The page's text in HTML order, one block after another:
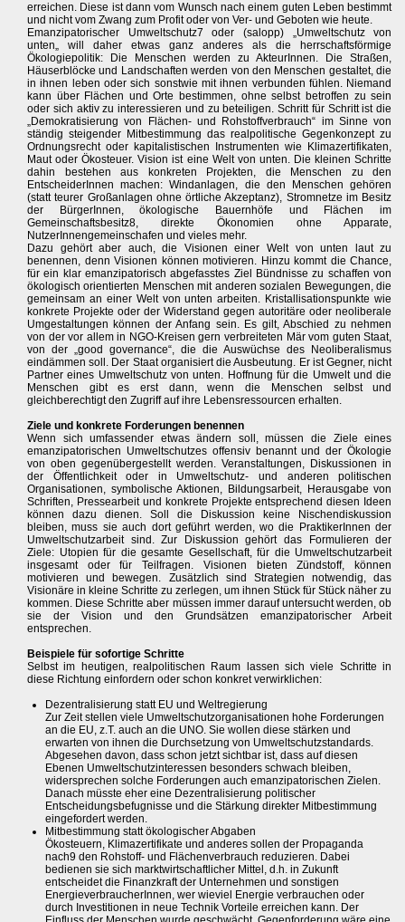
erreichen. Diese ist dann vom Wunsch nach einem guten Leben bestimmt
und nicht vom Zwang zum Profit oder von Ver- und Geboten wie heute.
Emanzipatorischer Umweltschutz7 oder (salopp) „Umweltschutz von
unten„ will daher etwas ganz anderes als die herrschaftsförmige
Ökologiepolitik: Die Menschen werden zu AkteurInnen. Die Straßen,
Häuserblöcke und Landschaften werden von den Menschen gestaltet, die
in ihnen leben oder sich sonstwie mit ihnen verbunden fühlen. Niemand
kann über Flächen und Orte bestimmen, ohne selbst betroffen zu sein
oder sich aktiv zu interessieren und zu beteiligen. Schritt für Schritt ist die
„Demokratisierung von Flächen- und Rohstoffverbrauch“ im Sinne von
ständig steigender Mitbestimmung das realpolitische Gegenkonzept zu
Ordnungsrecht oder kapitalistischen Instrumenten wie Klimazertifikaten,
Maut oder Ökosteuer. Vision ist eine Welt von unten. Die kleinen Schritte
dahin bestehen aus konkreten Projekten, die Menschen zu den
EntscheiderInnen machen: Windanlagen, die den Menschen gehören
(statt teurer Großanlagen ohne örtliche Akzeptanz), Stromnetze im Besitz
der BürgerInnen, ökologische Bauernhöfe und Flächen im
Gemeinschaftsbesitz8, direkte Ökonomien ohne Apparate,
NutzerInnengemeinschafen und vieles mehr.
Dazu gehört aber auch, die Visionen einer Welt von unten laut zu
benennen, denn Visionen können motivieren. Hinzu kommt die Chance,
für ein klar emanzipatorisch abgefasstes Ziel Bündnisse zu schaffen von
ökologisch orientierten Menschen mit anderen sozialen Bewegungen, die
gemeinsam an einer Welt von unten arbeiten. Kristallisationspunkte wie
konkrete Projekte oder der Widerstand gegen autoritäre oder neoliberale
Umgestaltungen können der Anfang sein. Es gilt, Abschied zu nehmen
von der vor allem in NGO-Kreisen gern verbreiteten Mär vom guten Staat,
von der „good governance“, die die Auswüchse des Neoliberalismus
eindämmen soll. Der Staat organisiert die Ausbeutung. Er ist Gegner, nicht
Partner eines Umweltschutz von unten. Hoffnung für die Umwelt und die
Menschen gibt es erst dann, wenn die Menschen selbst und
gleichberechtigt den Zugriff auf ihre Lebensressourcen erhalten.
Ziele und konkrete Forderungen benennen
Wenn sich umfassender etwas ändern soll, müssen die Ziele eines
emanzipatorischen Umweltschutzes offensiv benannt und der Ökologie
von oben gegenübergestellt werden. Veranstaltungen, Diskussionen in
der Öffentlichkeit oder in Umweltschutz- und anderen politischen
Organisationen, symbolische Aktionen, Bildungsarbeit, Herausgabe von
Schriften, Pressearbeit und konkrete Projekte entsprechend diesen Ideen
können dazu dienen. Soll die Diskussion keine Nischendiskussion
bleiben, muss sie auch dort geführt werden, wo die PraktikerInnen der
Umweltschutzarbeit sind. Zur Diskussion gehört das Formulieren der
Ziele: Utopien für die gesamte Gesellschaft, für die Umweltschutzarbeit
insgesamt oder für Teilfragen. Visionen bieten Zündstoff, können
motivieren und bewegen. Zusätzlich sind Strategien notwendig, das
Visionäre in kleine Schritte zu zerlegen, um ihnen Stück für Stück näher zu
kommen. Diese Schritte aber müssen immer darauf untersucht werden, ob
sie der Vision und den Grundsätzen emanzipatorischer Arbeit
entsprechen.
Beispiele für sofortige Schritte
Selbst im heutigen, realpolitischen Raum lassen sich viele Schritte in
diese Richtung einfordern oder schon konkret verwirklichen:
Dezentralisierung statt EU und Weltregierung
Zur Zeit stellen viele Umweltschutzorganisationen hohe Forderungen
an die EU, z.T. auch an die UNO. Sie wollen diese stärken und
erwarten von ihnen die Durchsetzung von Umweltschutzstandards.
Abgesehen davon, dass schon jetzt sichtbar ist, dass auf diesen
Ebenen Umweltschutzinteressen besonders schwach bleiben,
widersprechen solche Forderungen auch emanzipatorischen Zielen.
Danach müsste eher eine Dezentralisierung politischer
Entscheidungsbefugnisse und die Stärkung direkter Mitbestimmung
eingefordert werden.
Mitbestimmung statt ökologischer Abgaben
Ökosteuern, Klimazertifikate und anderes sollen der Propaganda
nach9 den Rohstoff- und Flächenverbrauch reduzieren. Dabei
bedienen sie sich marktwirtschaftlicher Mittel, d.h. in Zukunft
entscheidet die Finanzkraft der Unternehmen und sonstigen
EnergieverbraucherInnen, wer wieviel Energie verbrauchen oder
durch Investitionen in neue Technik Vorteile erreichen kann. Der